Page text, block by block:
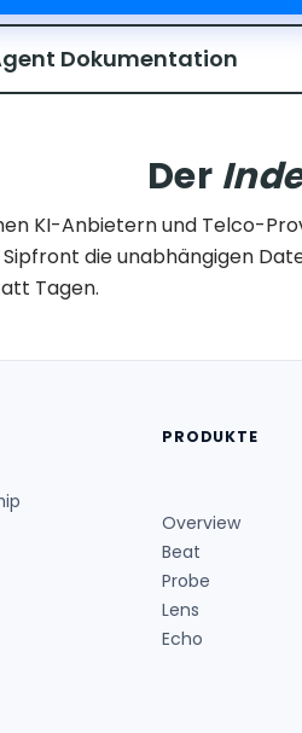
Dokumentation
Der
KI-Anbietern und Telco-
die unabhängigen
Tagen.
PRODUKTE
Overview
Beat
Probe
Lens
Echo